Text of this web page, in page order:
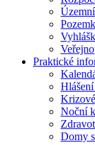
Praktické
Noční
Domy